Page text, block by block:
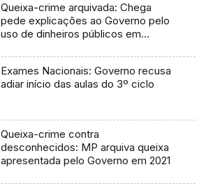
Queixa-crime arquivada: Chega
pede explicações ao Governo pelo
uso de dinheiros públicos em
Exames Nacionais: Governo recusa
adiar início das aulas do 3º ciclo
Queixa-crime contra
desconhecidos: MP arquiva queixa
apresentada pelo Governo em 2021